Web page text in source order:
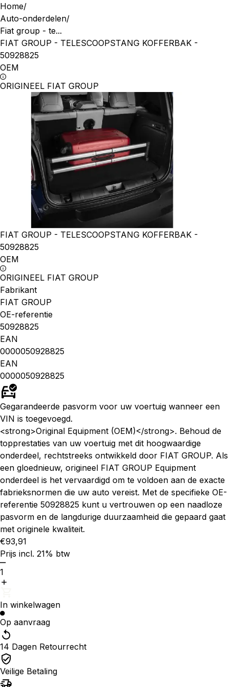
Home/
Auto-onderdelen/
Fiat group - te...
FIAT GROUP - TELESCOOPSTANG KOFFERBAK -
50928825
OEM
ORIGINEEL FIAT GROUP
FIAT GROUP - TELESCOOPSTANG KOFFERBAK -
50928825
OEM
ORIGINEEL FIAT GROUP
Fabrikant
FIAT GROUP
OE-referentie
50928825
EAN
0000050928825
EAN
0000050928825
Gegarandeerde pasvorm voor uw voertuig wanneer een
VIN is toegevoegd.
<strong>Original Equipment (OEM)</strong>. Behoud de
topprestaties van uw voertuig met dit hoogwaardige
onderdeel, rechtstreeks ontwikkeld door FIAT GROUP. Als
een gloednieuw, origineel FIAT GROUP Equipment
onderdeel is het vervaardigd om te voldoen aan de exacte
fabrieksnormen die uw auto vereist. Met de specifieke OE-
referentie 50928825 kunt u vertrouwen op een naadloze
pasvorm en de langdurige duurzaamheid die gepaard gaat
met originele kwaliteit.
€93,91
Prijs incl. 21% btw
1
In winkelwagen
Op aanvraag
14 Dagen Retourrecht
Veilige Betaling